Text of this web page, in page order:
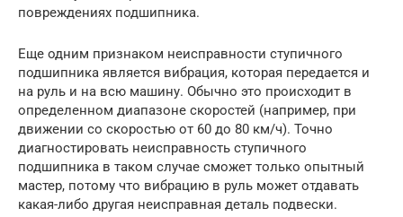
повреждениях подшипника.
Еще одним признаком неисправности ступичного
подшипника является вибрация, которая передается и
на руль и на всю машину. Обычно это происходит в
определенном диапазоне скоростей (например, при
движении со скоростью от 60 до 80 км/ч). Точно
диагностировать неисправность ступичного
подшипника в таком случае сможет только опытный
мастер, потому что вибрацию в руль может отдавать
какая-либо другая неисправная деталь подвески.